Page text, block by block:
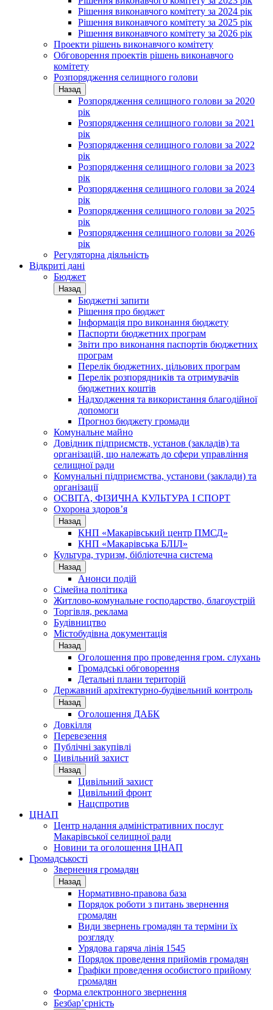
Рішення виконавчого комітету за 2024 рік
Рішення виконавчого комітету за 2025 рік
Рішення виконавчого комітету за 2026 рік
Проекти рішень виконавчого комітету
Обговорення проектів рішень виконавчого
комітету
Розпорядження селищного голови
Назад
Розпорядження селищного голови за 2020
рік
Розпорядження селищного голови за 2021
рік
Розпорядження селищного голови за 2022
рік
Розпорядження селищного голови за 2023
рік
Розпорядження селищного голови за 2024
рік
Розпорядження селищного голови за 2025
рік
Розпорядження селищного голови за 2026
рік
Регуляторна діяльність
Відкриті дані
Бюджет
Назад
Бюджетні запити
Рішення про бюджет
Інформація про виконання бюджету
Паспорти бюджетних програм
Звіти про виконання паспортів бюджетних
програм
Перелік бюджетних, цільових програм
Перелік розпорядників та отримувачів
бюджетних коштів
Надходження та використання благодійної
допомоги
Прогноз бюджету громади
Комунальне майно
Довідник підприємств, установ (закладів) та
організацій, що належать до сфери управління
селищної ради
Комунальні підприємства, установи (заклади) та
організації
ОСВІТА, ФІЗИЧНА КУЛЬТУРА І СПОРТ
Охорона здоров’я
Назад
КНП «Макарівський центр ПМСД»
КНП «Макарівська БЛІЛ»
Культура, туризм, бібліотечна система
Назад
Анонси подій
Сімейна політика
Житлово-комунальне господарство, благоустрій
Торгівля, реклама
Будівництво
Містобудівна документація
Назад
Оголошення про проведення гром. слухань
Громадські обговорення
Детальні плани територій
Державний архітектурно-будівельний контроль
Назад
Оголошення ДАБК
Довкілля
Перевезення
Публічні закупівлі
Цивільний захист
Назад
Цивільний захист
Цивільний фронт
Нацспротив
ЦНАП
Центр надання адміністративних послуг
Макарівської селищної ради
Новини та оголошення ЦНАП
Громадськості
Звернення громадян
Назад
Нормативно-правова база
Порядок роботи з питань звернення
громадян
Види звернень громадян та терміни їх
розгляду
Урядова гаряча лінія 1545
Порядок проведення прийомів громадян
Графіки проведення особистого прийому
громадян
Форма електронного звернення
Безбар’єрність